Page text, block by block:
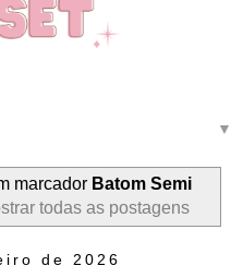
▼
marcador Batom Semi
todas as postagens
de 2026